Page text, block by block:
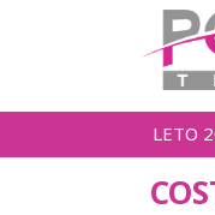
LETO